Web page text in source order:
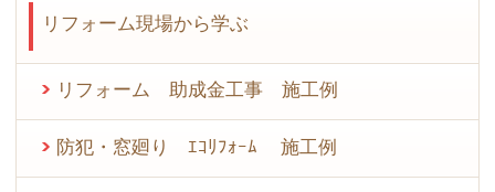
リフォーム現場から学ぶ
リフォーム 助成金工事 施工例
防犯・窓廻り ｴｺﾘﾌｫｰﾑ 施工例